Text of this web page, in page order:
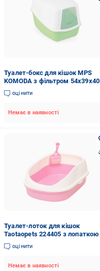
Туалет-бокс для кішок MPS
KOMODA з фільтром 54х39х40
см Зелений (100099)
оцінити
Немає в наявності
Туалет-лоток для кішок
Taotaopets 224405 з лопаткою
56х38х22 см Pink (5419-17753)
оцінити
Немає в наявності